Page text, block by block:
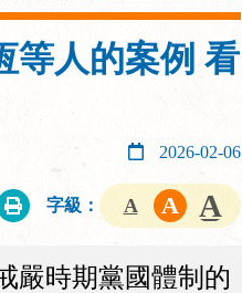
等人的案例 看
2026-02-06
字級：
嚴時期黨國體制的